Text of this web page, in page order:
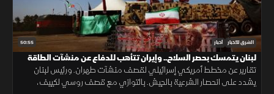
50:55 الشرق للأخبار أخبار
لبنان يتمسك بحصر السلاح.. وإيران تتأهب للدفاع عن منشآت الطاقة
تقارير عن مخطط أمريكي إسرائيلي لقصف منشآت طهران. ورئيس لبنان
يشدد على انحصار الشرعية بالجيش. بالتوازي مع قصف روسي لكييف،